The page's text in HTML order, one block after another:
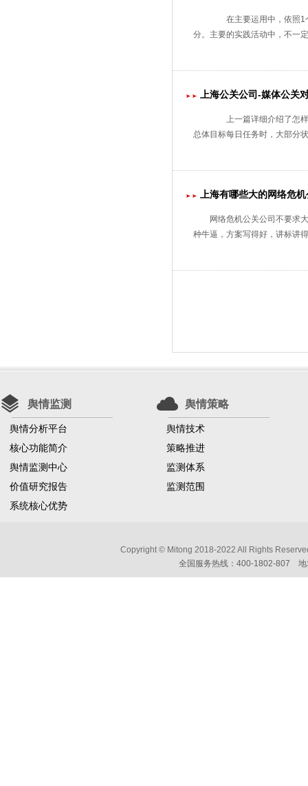
在主要运用中，依照1个
分。主要的实践活动中，不一
上海公关公司-媒体公关
上一篇详细介绍了怎样
总体目标每日任务时，大部分
上海有哪些大的网络危
网络危机公关公司不要求
种牛逼，方案写得好，讲标
舆情监测
舆情分析平台
核心功能简介
舆情监测中心
价值研究报告
系统核心优势
舆情策略
舆情技术
策略推进
监测体系
监测范围
Copyright © Mitong 2018-2022 All Rights
全国服务热线：400-1802-807